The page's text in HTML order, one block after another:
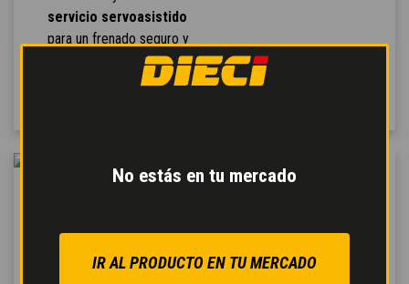
No estás en tu mercado
IR AL PRODUCTO EN TU MERCADO
servicio servoasistido
para un frenado seguro y
modulable con reducción
del esfuerzo en el pedal.
Caracterizado por una
inigualables, elsistema